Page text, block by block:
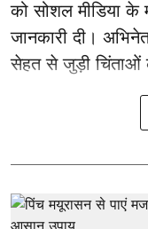
को सोशल मीडिया
जानकारी दी।
सेहत से जुड़ी चिंताओं